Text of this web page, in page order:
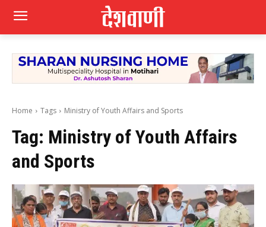
Home Tags Ministry of Youth Affairs and Sports
Tag: Ministry of Youth Affairs
and Sports